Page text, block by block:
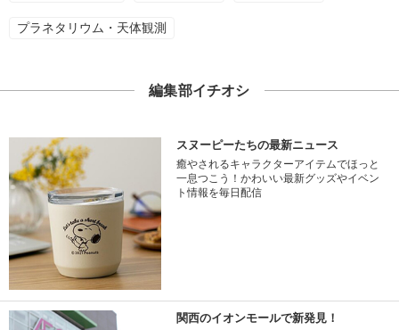
プラネタリウム・天体観測
編集部イチオシ
スヌーピーたちの最新ニュース
癒やされるキャラクターアイテムでほっと
一息つこう！かわいい最新グッズやイベン
ト情報を毎日配信
関西のイオンモールで新発見！